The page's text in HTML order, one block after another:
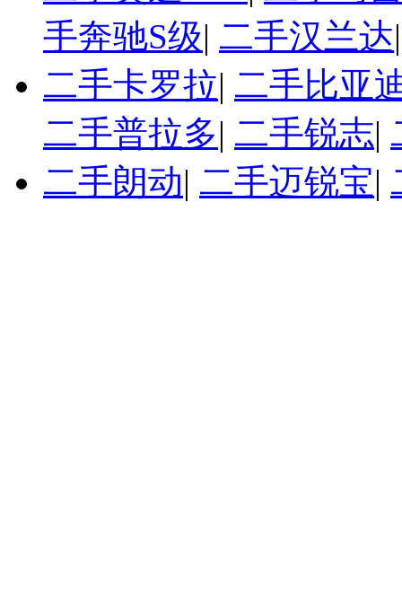
手奔驰S级| 二手汉兰达
二手卡罗拉| 二手比亚
二手普拉多| 二手锐志|
二手朗动| 二手迈锐宝|